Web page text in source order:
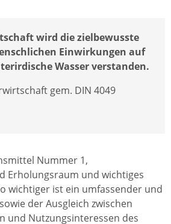
wird die zielbewusste
Einwirkungen auf
Wasser verstanden.
gem. DIN 4049
Nummer 1,
Erholungsraum und wichtiges
wichtiger ist ein umfassender und
der Ausgleich zwischen
und Nutzungsinteressen des